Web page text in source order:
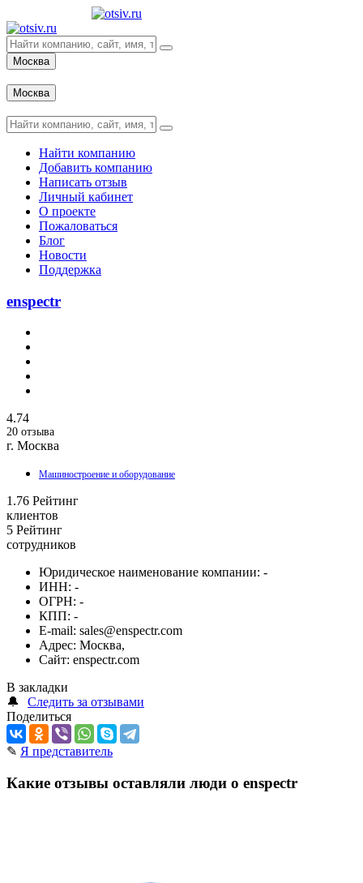
Москва
Москва
Найти компанию
Добавить компанию
Написать отзыв
Личный кабинет
О проекте
Пожаловаться
Блог
Новости
Поддержка
enspectr
4.74
20 отзыва
г. Москва
Машиностроение и оборудование
1.76 Рейтинг
клиентов
5 Рейтинг
сотрудников
Юридическое наименование компании: -
ИНН: -
ОГРН: -
КПП: -
E-mail: sales@enspectr.com
Адрес: Москва,
Сайт: enspectr.com
В закладки
🔔
Следить за отзывами
Поделиться
✎ Я представитель
Какие отзывы оставляли люди о enspectr